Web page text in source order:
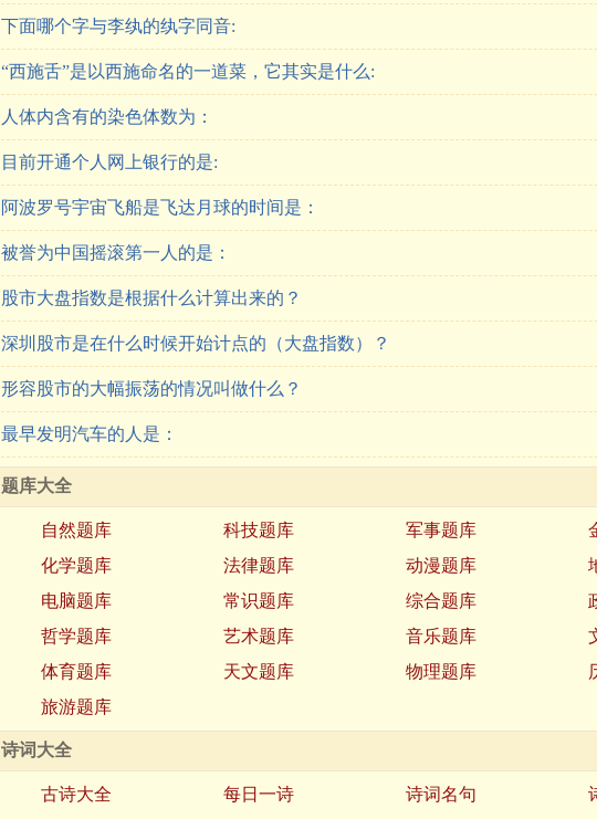
下面哪个字与李纨的纨字同音:
“西施舌”是以西施命名的一道菜，它其实是什么:
人体内含有的染色体数为：
目前开通个人网上银行的是:
阿波罗号宇宙飞船是飞达月球的时间是：
被誉为中国摇滚第一人的是：
股市大盘指数是根据什么计算出来的？
深圳股市是在什么时候开始计点的（大盘指数）？
形容股市的大幅振荡的情况叫做什么？
最早发明汽车的人是：
题库大全
自然题库 科技题库 军事题库
化学题库
法律题库 动漫题库
电脑题库
常识题库 综合题库
哲学题库
艺术题库 音乐题库
体育题库
天文题库 物理题库
旅游题库
诗词大全
古诗大全 每日一诗 诗词名句